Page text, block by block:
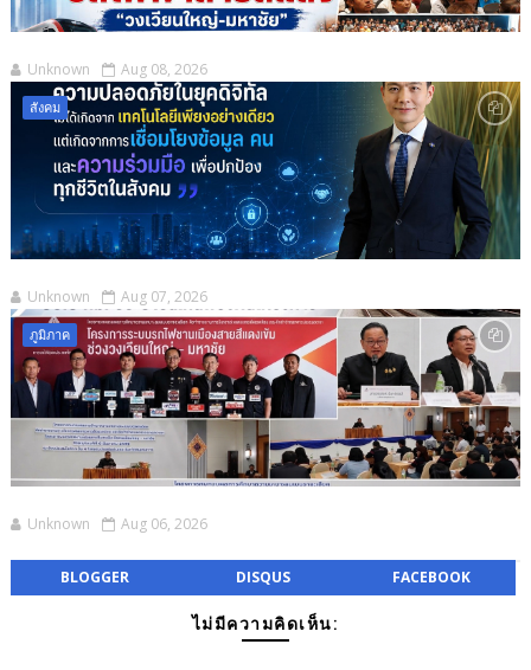
Unknown Aug 08, 2026
สังคม
Unknown Aug 07, 2026
ภูมิภาค
Unknown Aug 06, 2026
BLOGGER DISQUS FACEBOOK
ไม่มีความคิดเห็น: